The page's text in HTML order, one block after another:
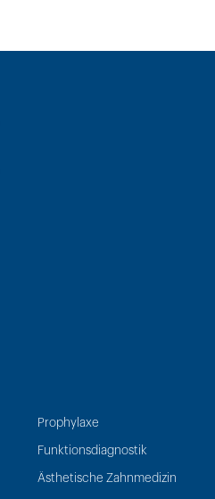
Prophylaxe
Funktionsdiagnostik
Ästhetische Zahnmedizin